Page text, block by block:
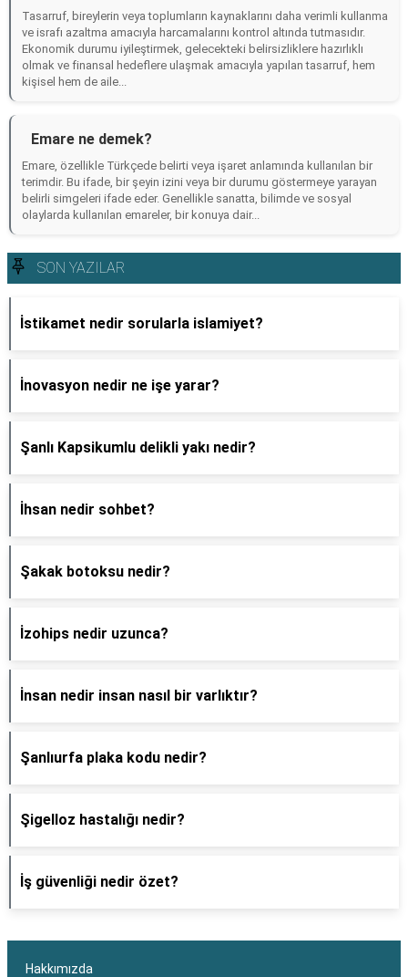
Tasarruf, bireylerin veya toplumların kaynaklarını daha verimli kullanma
ve israfı azaltma amacıyla harcamalarını kontrol altında tutmasıdır.
Ekonomik durumu iyileştirmek, gelecekteki belirsizliklere hazırlıklı
olmak ve finansal hedeflere ulaşmak amacıyla yapılan tasarruf, hem
kişisel hem de aile...
Emare ne demek?
Emare, özellikle Türkçede belirti veya işaret anlamında kullanılan bir
terimdir. Bu ifade, bir şeyin izini veya bir durumu göstermeye yarayan
belirli simgeleri ifade eder. Genellikle sanatta, bilimde ve sosyal
olaylarda kullanılan emareler, bir konuya dair...
SON YAZILAR
İstikamet nedir sorularla islamiyet?
İnovasyon nedir ne işe yarar?
Şanlı Kapsikumlu delikli yakı nedir?
İhsan nedir sohbet?
Şakak botoksu nedir?
İzohips nedir uzunca?
İnsan nedir insan nasıl bir varlıktır?
Şanlıurfa plaka kodu nedir?
Şigelloz hastalığı nedir?
İş güvenliği nedir özet?
Hakkımızda